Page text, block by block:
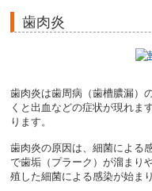
歯肉炎
歯肉炎は歯周病（歯槽膿漏）
くと出血などの症状が現れま
ります。
歯肉炎の原因は、細菌による
で歯垢（プラーク）が溜まり
殖した細菌による感染が始ま